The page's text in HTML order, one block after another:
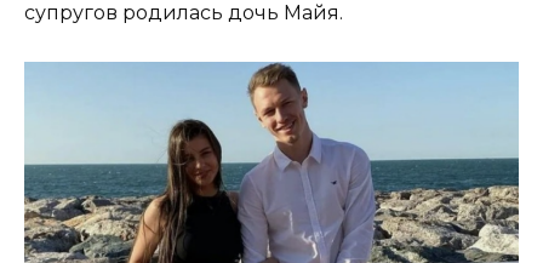
супругов родилась дочь Майя.